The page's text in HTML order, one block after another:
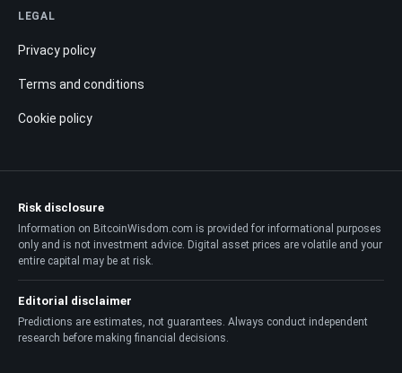
LEGAL
Privacy policy
Terms and conditions
Cookie policy
Risk disclosure
Information on BitcoinWisdom.com is provided for informational purposes
only and is not investment advice. Digital asset prices are volatile and your
entire capital may be at risk.
Editorial disclaimer
Predictions are estimates, not guarantees. Always conduct independent
research before making financial decisions.